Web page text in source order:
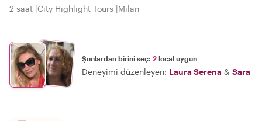
2 saat City Highlight Tours Milan
Şunlardan birini seç: 2 local uygun
Deneyimi düzenleyen: Laura Serena & Sara